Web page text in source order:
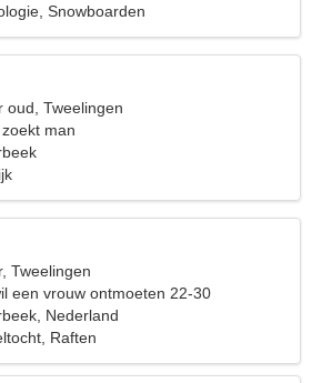
Snowboarden
oud, Tweelingen
man
Tweelingen
een vrouw ontmoeten 22-30
Nederland
Raften